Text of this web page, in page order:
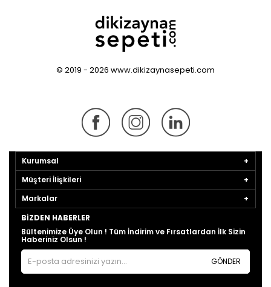
© 2019 - 2026 www.dikizaynasepeti.com
Kurumsal
Müşteri İlişkileri
Markalar
BIZDEN HABERLER
Bültenimize Üye Olun ! Tüm İndirim ve Fırsatlardan İlk Sizin
Haberiniz Olsun !
GÖNDER